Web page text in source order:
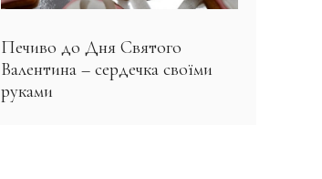
Печиво до Дня Святого
Валентина – сердечка своїми
руками